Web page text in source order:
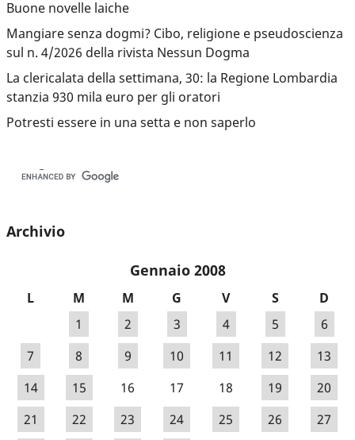
Buone novelle laiche
Mangiare senza dogmi? Cibo, religione e pseudoscienza
sul n. 4/2026 della rivista Nessun Dogma
La clericalata della settimana, 30: la Regione Lombardia
stanzia 930 mila euro per gli oratori
Potresti essere in una setta e non saperlo
Archivio
Gennaio 2008
L M M G V S
D
1
2 3 4 5
6
7
8 9 10 11 12
13
14
15 16 17 18 19
20
21
22 23 24 25 26 27